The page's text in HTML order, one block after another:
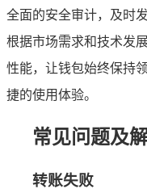
全面的安全审计，及时
根据市场需求和技术发
性能，让钱包始终保持
捷的使用体验。
常见问题及
转账失败